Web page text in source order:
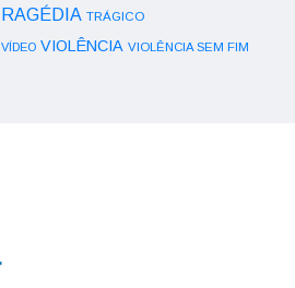
TRÁGICO
VIOLÊNCIA VIOLÊNCIA SEM FIM